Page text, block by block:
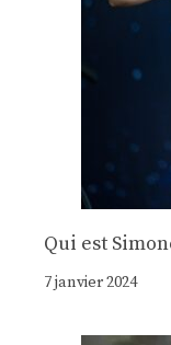
Qui est
7 janvier 2024